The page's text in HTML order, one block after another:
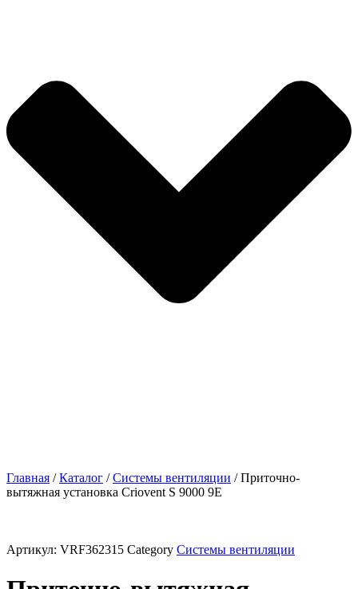
Главная /Каталог /Системы вентиляции / Приточно-
вытяжная установка Criovent S 9000 9E
Артикул: VRF362315 Category Системы вентиляции